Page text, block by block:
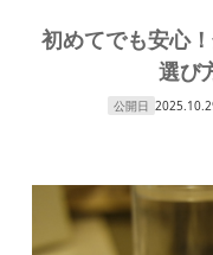
初めてでも安心
選び
公開日